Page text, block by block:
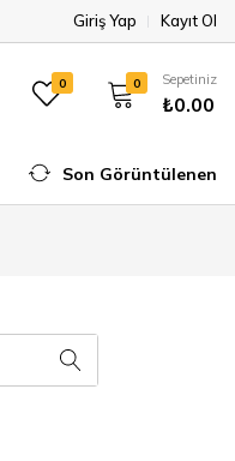
Giriş Yap Kayıt Ol
0 0 Sepetiniz
₺0.00
Son Görüntülenen